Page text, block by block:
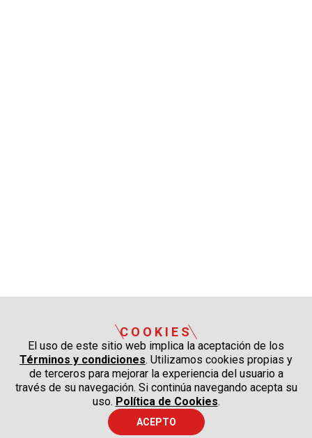
COOKIES
El uso de este sitio web implica la aceptación de los
Términos y condiciones. Utilizamos cookies propias y
de terceros para mejorar la experiencia del usuario a
través de su navegación. Si continúa navegando acepta su
uso. Política de Cookies.
ACEPTO